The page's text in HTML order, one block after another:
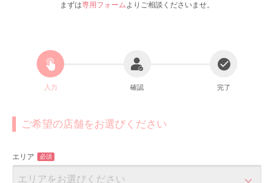
まずは専用フォームよりご相談くださいませ。
入力 確認 完了
ご希望の店舗をお選びください
エリア 必須